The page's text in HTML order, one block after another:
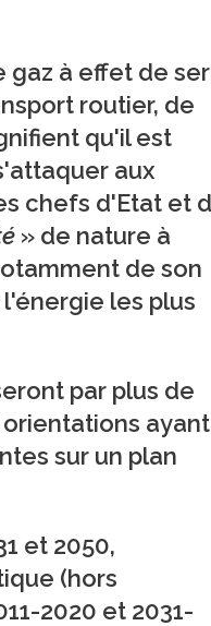
gaz à effet de
routier, de
qu'il est
aux
chefs d'Etat et
» de nature à
de son
les plus
par plus de
ayant
sur un plan
et 2050,
(hors
2020 et 2031-